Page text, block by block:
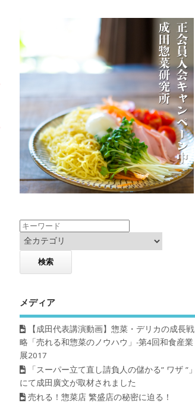
メディア
【成田代表講演動画】惣菜・デリカの成長戦
略「売れる和惣菜のノウハウ」-第4回和食産業
展2017
「スーパー立て直し請負人の儲かる” ワザ ”」
にて成田廣文が取材されました
売れる！惣菜店 繁盛店の秘密に迫る！